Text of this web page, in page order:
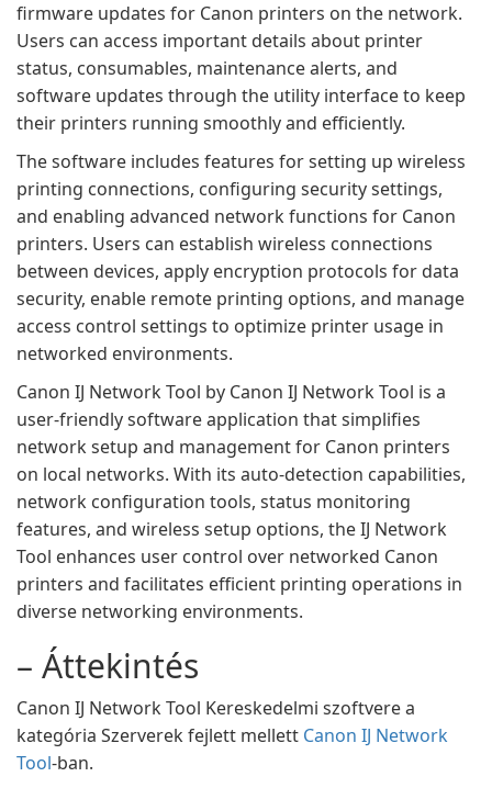
firmware updates for Canon printers on the network.
Users can access important details about printer
status, consumables, maintenance alerts, and
software updates through the utility interface to keep
their printers running smoothly and efficiently.
The software includes features for setting up wireless
printing connections, configuring security settings,
and enabling advanced network functions for Canon
printers. Users can establish wireless connections
between devices, apply encryption protocols for data
security, enable remote printing options, and manage
access control settings to optimize printer usage in
networked environments.
Canon IJ Network Tool by Canon IJ Network Tool is a
user-friendly software application that simplifies
network setup and management for Canon printers
on local networks. With its auto-detection capabilities,
network configuration tools, status monitoring
features, and wireless setup options, the IJ Network
Tool enhances user control over networked Canon
printers and facilitates efficient printing operations in
diverse networking environments.
– Áttekintés
Canon IJ Network Tool Kereskedelmi szoftvere a
kategória Szerverek fejlett mellett Canon IJ Network
Tool-ban.